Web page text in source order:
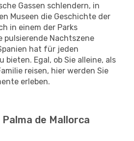
Gassen schlendern, in
Museen die Geschichte der
in einem der Parks
pulsierende Nachtszene
hat für jeden
bieten. Egal, ob Sie alleine, als
reisen, hier werden Sie
erleben.
de Mallorca